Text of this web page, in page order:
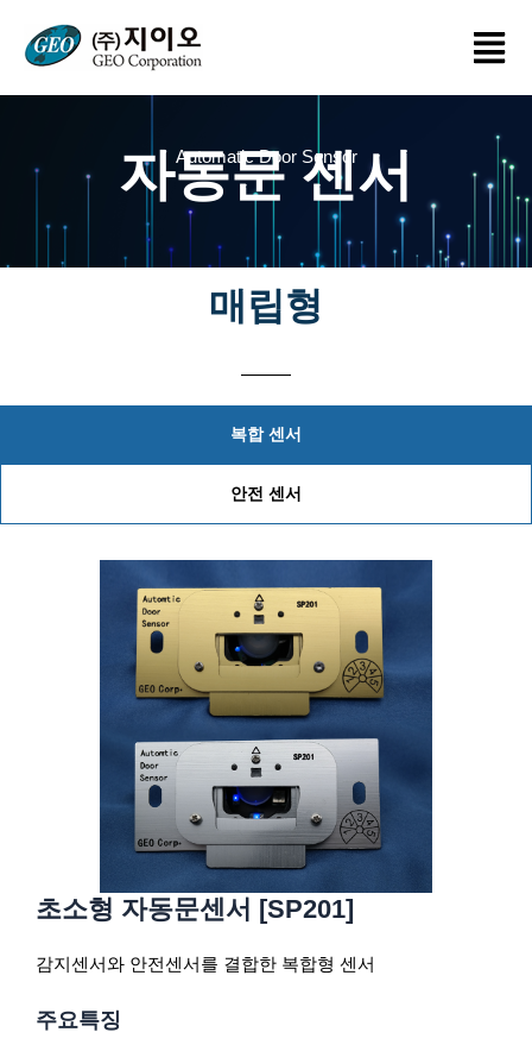
로
Menu
Automatic Door Sensor
자동문 센서
매립형
복합 센서
안전 센서
초소형 자동문센서 [SP201]
감지센서와 안전센서를 결합한 복합형 센서
주요특징